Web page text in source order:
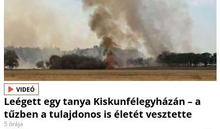
VIDEÓ
Leégett egy tanya Kiskunfélegyházán – a
tűzben a tulajdonos is életét vesztette
5 órája